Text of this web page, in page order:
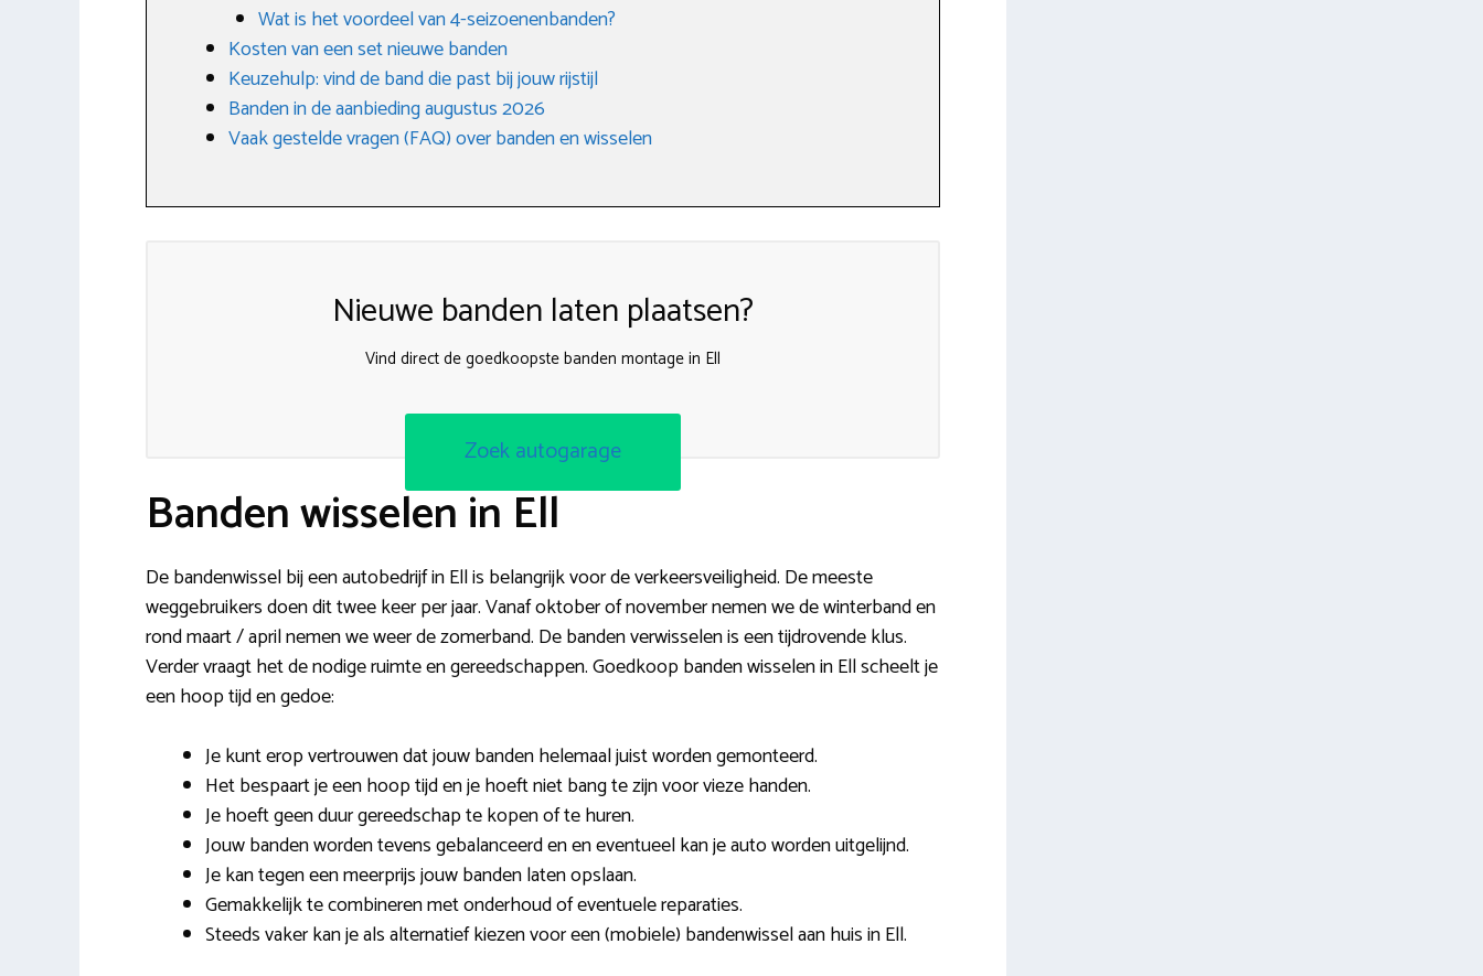
Wat is het voordeel van 4-seizoenenbanden?
Kosten van een set nieuwe banden
Keuzehulp: vind de band die past bij jouw rijstijl
Banden in de aanbieding augustus 2026
Vaak gestelde vragen (FAQ) over banden en wisselen
Nieuwe banden laten plaatsen?
Vind direct de goedkoopste banden montage in Ell
Zoek autogarage
Banden wisselen in Ell
De bandenwissel bij een autobedrijf in Ell is belangrijk voor de verkeersveiligheid. De meeste
weggebruikers doen dit twee keer per jaar. Vanaf oktober of november nemen we de winterband en
rond maart / april nemen we weer de zomerband. De banden verwisselen is een tijdrovende klus.
Verder vraagt het de nodige ruimte en gereedschappen. Goedkoop banden wisselen in Ell scheelt je
een hoop tijd en gedoe:
Je kunt erop vertrouwen dat jouw banden helemaal juist worden gemonteerd.
Het bespaart je een hoop tijd en je hoeft niet bang te zijn voor vieze handen.
Je hoeft geen duur gereedschap te kopen of te huren.
Jouw banden worden tevens gebalanceerd en en eventueel kan je auto worden uitgelijnd.
Je kan tegen een meerprijs jouw banden laten opslaan.
Gemakkelijk te combineren met onderhoud of eventuele reparaties.
Steeds vaker kan je als alternatief kiezen voor een (mobiele) bandenwissel aan huis in Ell.